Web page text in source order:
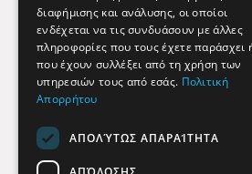
Όροι Χρήσης
Πολιτική προστασίας
Findhere
Social Media
διαφήμισης και ανάλυσης, οι οποίοι
ενδέχεται να τις συνδυάσουν με άλλες
πληροφορίες που τους έχετε παράσχει
που έχουν συλλέξει από τη χρήση των
υπηρεσιών τους από εσάς. Πολιτική
Απορρήτου
ΑΠΟΛΎΤΩΣ ΑΠΑΡΑΊΤΗΤΑ